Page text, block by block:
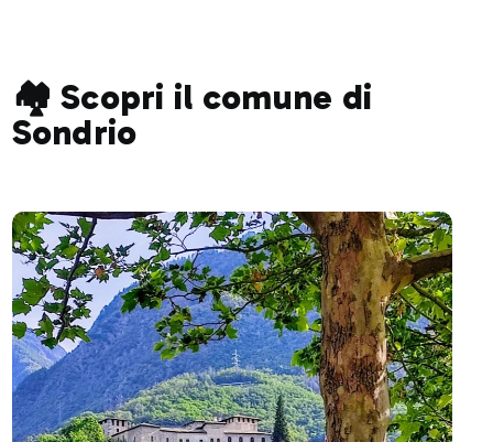
🏘️ Scopri il comune di
Sondrio